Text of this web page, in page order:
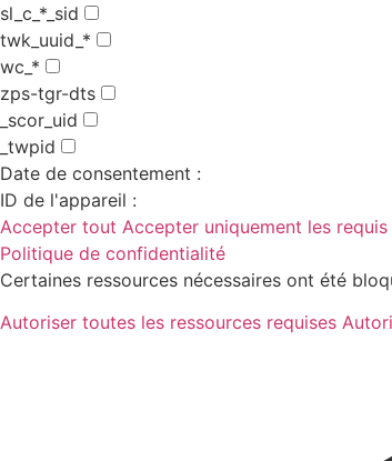
sl_c_*_sid
twk_uuid_*
wc_*
zps-tgr-dts
_scor_uid
_twpid
Date de consentement :
ID de l'appareil :
Accepter tout Accepter uniquement les requis
Politique de confidentialité
Certaines ressources nécessaires ont été
Autoriser toutes les ressources requises